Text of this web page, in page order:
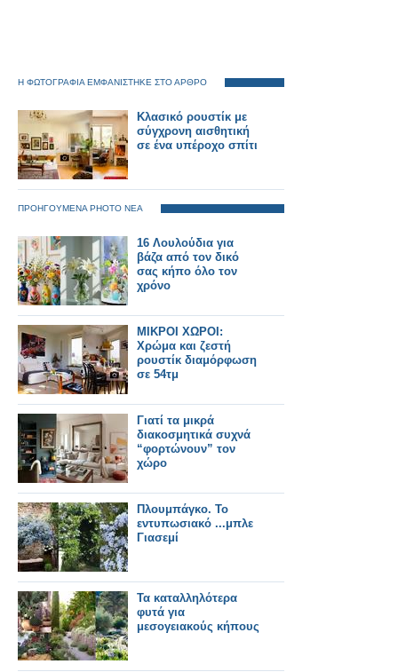
Η ΦΩΤΟΓΡΑΦΙΑ ΕΜΦΑΝΙΣΤΗΚΕ ΣΤΟ ΑΡΘΡΟ
Κλασικό ρουστίκ με
σύγχρονη αισθητική
σε ένα υπέροχο σπίτι
ΠΡΟΗΓΟΥΜΕΝΑ PHOTO ΝΕΑ
16 Λουλούδια για
βάζα από τον δικό
σας κήπο όλο τον
χρόνο
ΜΙΚΡΟΙ ΧΩΡΟΙ:
Χρώμα και ζεστή
ρουστίκ διαμόρφωση
σε 54τμ
Γιατί τα μικρά
διακοσμητικά συχνά
“φορτώνουν” τον
χώρο
Πλουμπάγκο. Το
εντυπωσιακό ...μπλε
Γιασεμί
Τα καταλληλότερα
φυτά για
μεσογειακούς κήπους